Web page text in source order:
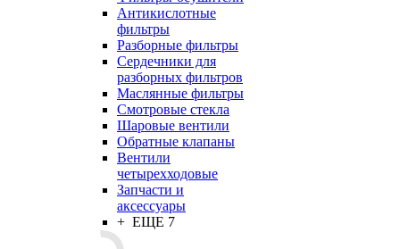
Антикислотные
фильтры
Разборные фильтры
Сердечники для
разборных фильтров
Маслянные фильтры
Смотровые стекла
Шаровые вентили
Обратные клапаны
Вентили
четырехходовые
Запчасти и
аксессуары
+ ЕЩЕ 7